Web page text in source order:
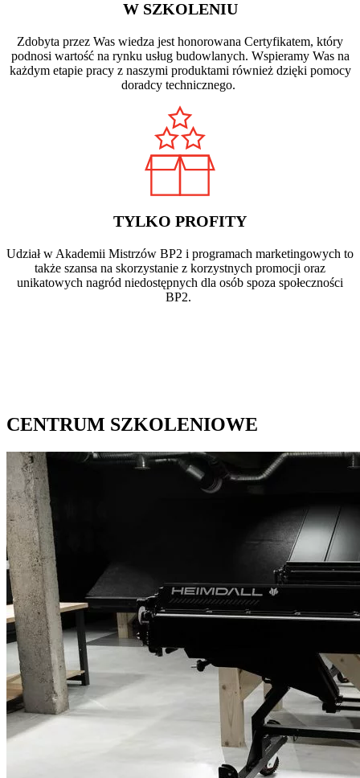
W SZKOLENIU
Zdobyta przez Was wiedza jest honorowana Certyfikatem, który
podnosi wartość na rynku usług budowlanych. Wspieramy Was na
każdym etapie pracy z naszymi produktami również dzięki pomocy
doradcy technicznego.
TYLKO PROFITY
Udział w Akademii Mistrzów BP2 i programach marketingowych to
także szansa na skorzystanie z korzystnych promocji oraz
unikatowych nagród niedostępnych dla osób spoza społeczności
BP2.
CENTRUM SZKOLENIOWE